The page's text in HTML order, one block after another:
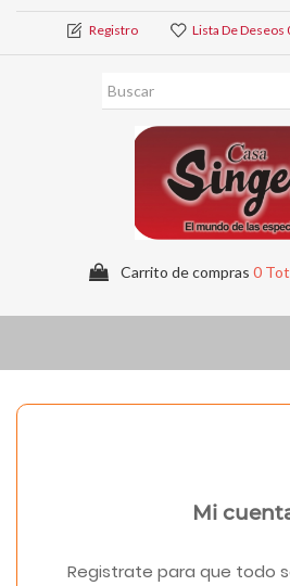
Registro Lista De Deseos
Carrito de compras 0
Mi
Registrate para que todo